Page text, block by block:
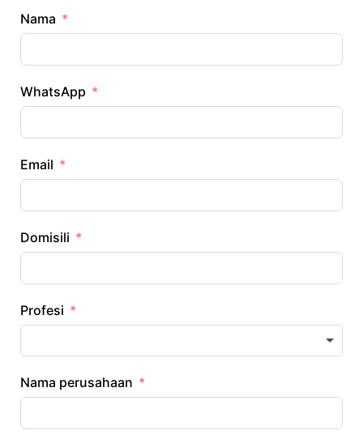
Nama
WhatsApp
Email
Domisili
Profesi
Nama perusahaan